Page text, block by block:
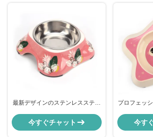
最新デザインのステンレスステー
今すぐチャット
プロフェッ
今す